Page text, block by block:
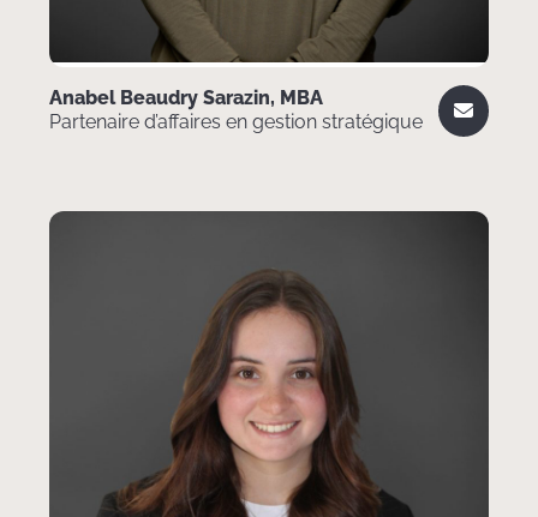
Anabel Beaudry Sarazin, MBA
Partenaire d’affaires en gestion stratégique